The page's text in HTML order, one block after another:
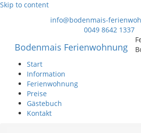
Skip to content
info@bodenmais-
0049 8642 1337
Bodenmais Ferienwohnung
Start
Information
Ferienwohnung
Preise
Gästebuch
Kontakt